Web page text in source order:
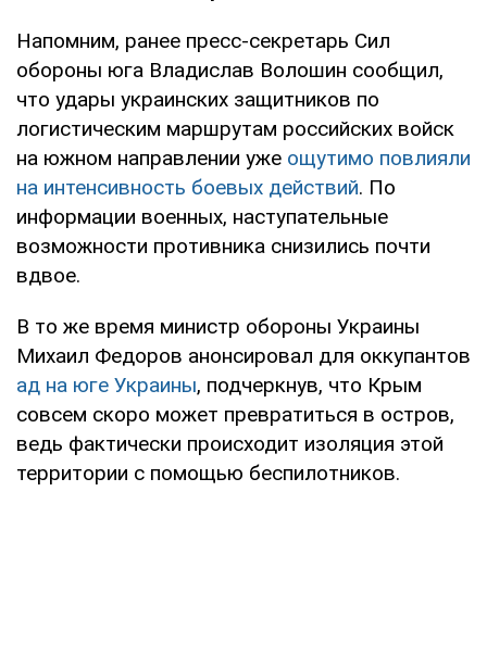
Напомним, ранее пресс-секретарь Сил
обороны юга Владислав Волошин сообщил,
что удары украинских защитников по
логистическим маршрутам российских войск
на южном направлении уже ощутимо повлияли
на интенсивность боевых действий. По
информации военных, наступательные
возможности противника снизились почти
вдвое.
В то же время министр обороны Украины
Михаил Федоров анонсировал для оккупантов
ад на юге Украины, подчеркнув, что Крым
совсем скоро может превратиться в остров,
ведь фактически происходит изоляция этой
территории с помощью беспилотников.